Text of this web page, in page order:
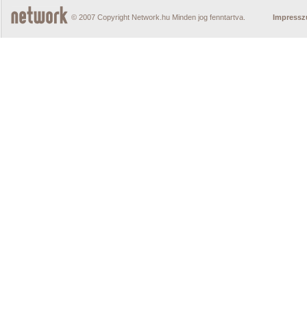
© 2007 Copyright Network.hu Minden jog fenntartva.